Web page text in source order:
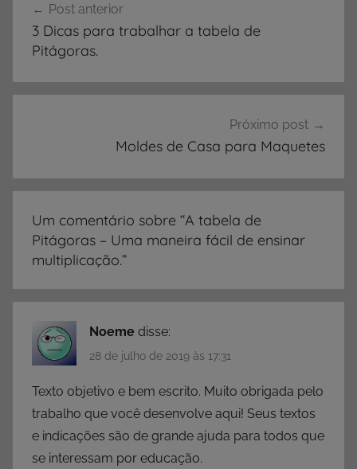
,
i
a
E
d
u
d
e
s
,
de
Post
Post anterior
3 Dicas para trabalhar a tabela de
Pitágoras.
Próximo post
Moldes de Casa para Maquetes
Um comentário sobre “A tabela de
Pitágoras – Uma maneira fácil de ensinar
multiplicação.”
Noeme disse:
28 de julho de 2019 às 17:31
Texto objetivo e bem escrito. Muito obrigada pelo
trabalho que você desenvolve aqui! Seus textos
e indicações são de grande ajuda para todos que
se interessam por educação.